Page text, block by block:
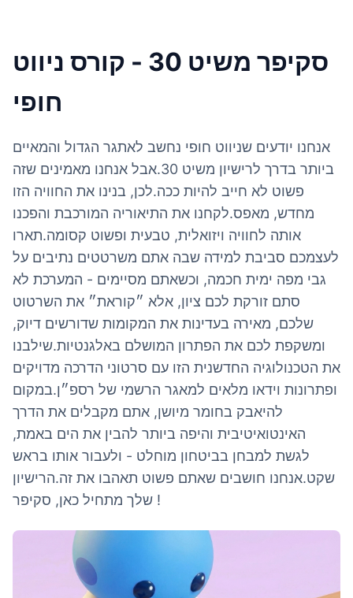
סקיפר משיט 30 - קורס ניווט
חופי
אנחנו יודעים שניווט חופי נחשב לאתגר הגדול והמאיים
ביותר בדרך לרישיון משיט 30.אבל אנחנו מאמינים שזה
פשוט לא חייב להיות ככה.לכן, בנינו את החוויה הזו
מחדש, מאפס.לקחנו את התיאוריה המורכבת והפכנו
אותה לחוויה ויזואלית, טבעית ופשוט קסומה.תארו
לעצמכם סביבת למידה שבה אתם משרטטים נתיבים על
גבי מפה ימית חכמה, וכשאתם מסיימים - המערכת לא
סתם זורקת לכם ציון, אלא ״קוראת״ את השרטוט
שלכם, מאירה בעדינות את המקומות שדורשים דיוק,
ומשקפת לכם את הפתרון המושלם באלגנטיות.שילבנו
את הטכנולוגיה החדשנית הזו עם סרטוני הדרכה מדויקים
ופתרונות וידאו מלאים למאגר הרשמי של רספ״ן.במקום
להיאבק בחומר מיושן, אתם מקבלים את הדרך
האינטואיטיבית והיפה ביותר להבין את הים באמת,
לגשת למבחן בביטחון מוחלט - ולעבור אותו בראש
שקט.אנחנו חושבים שאתם פשוט תאהבו את זה.הרישיון
שלך מתחיל כאן, סקיפר !